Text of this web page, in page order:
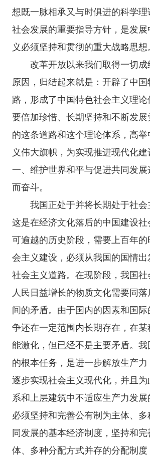
想既一脉相承又与时俱进的科学
社会发展的重要指导方针，是发
义必须坚持和贯彻的重大战略思想
改革开放以来我们取得一切
原因，归结起来就是：开辟了中
路，形成了中国特色社会主义理
要倍加珍惜、长期坚持和不断发展
的这条道路和这个理论体系，高
义伟大旗帜，为实现推进现代化
一、维护世界和平与促进共同发
而奋斗。
我国正处于并将长期处于社会
这是在经济文化落后的中国建设
可逾越的历史阶段，需要上百年
会主义建设，必须从我国的国情
社会主义道路。在现阶段，我国
人民日益增长的物质文化需要同
间的矛盾。由于国内的因素和国
争还在一定范围内长期存在，在
能激化，但已经不是主要矛盾。
的根本任务，是进一步解放生产力
逐步实现社会主义现代化，并且
系和上层建筑中不适应生产力发展
必须坚持和完善公有制为主体、
同发展的基本经济制度，坚持和
体、多种分配方式并存的分配制